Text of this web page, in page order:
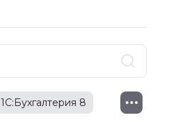
1С:Бухгалтерия 8